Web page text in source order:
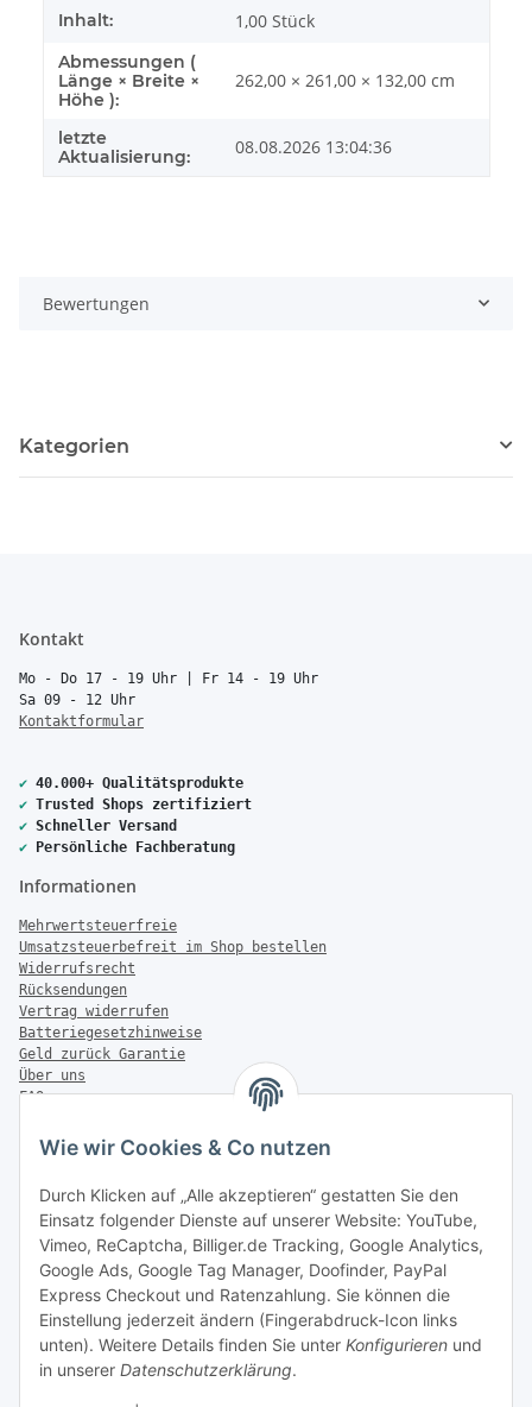
Wie wir Cookies & Co nutzen
Durch Klicken auf „Alle akzeptieren“ gestatten Sie den
Einsatz folgender Dienste auf unserer Website: YouTube,
Vimeo, ReCaptcha, Billiger.de Tracking, Google Analytics,
Google Ads, Google Tag Manager, Doofinder, PayPal
Express Checkout und Ratenzahlung. Sie können die
Einstellung jederzeit ändern (Fingerabdruck-Icon links
unten). Weitere Details finden Sie unter Konfigurieren und
in unserer Datenschutzerklärung.
Inhalt: 1,00 Stück
Abmessungen (
Länge × Breite ×
Höhe ):
262,00 × 261,00 × 132,00 cm
letzte
Aktualisierung:
08.08.2026 13:04:36
Bewertungen
Kategorien
Kontakt
Mo - Do 17 - 19 Uhr | Fr 14 - 19 Uhr
Sa 09 - 12 Uhr
Kontaktformular
✔ 40.000+ Qualitätsprodukte
✔ Trusted Shops zertifiziert
✔ Schneller Versand
✔ Persönliche Fachberatung
Informationen
Mehrwertsteuerfreie
Umsatzsteuerbefreit im Shop bestellen
Widerrufsrecht
Rücksendungen
Vertrag widerrufen
Batteriegesetzhinweise
Geld zurück Garantie
Über uns
FAQ
Zahlung & Versand
Versandinformationen
Sonstiges